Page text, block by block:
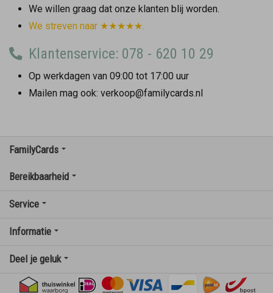
We willen graag dat onze klanten blij worden.
We streven naar ★★★★★.
Klantenservice: 078 - 620 10 29
Op werkdagen van 09:00 tot 17:00 uur
Mailen mag ook: verkoop@familycards.nl
FamilyCards
Bereikbaarheid
Service
Informatie
Deel je geluk